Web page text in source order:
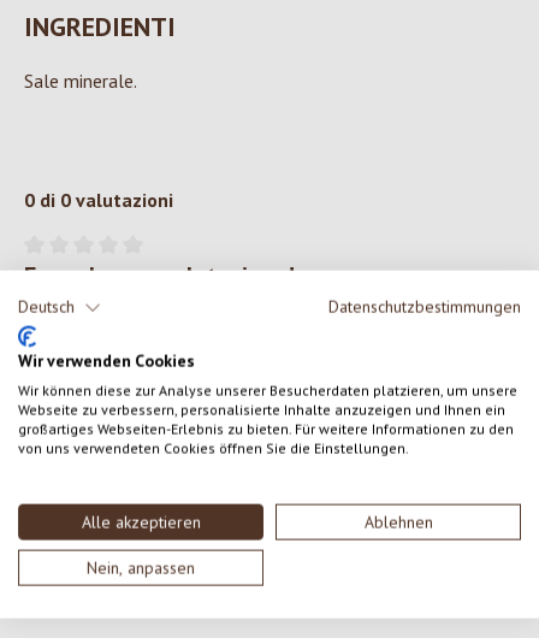
Deutsch Datenschutzbestimmungen
Wir verwenden Cookies
Wir können diese zur Analyse unserer Besucherdaten platzieren, um unsere
Webseite zu verbessern, personalisierte Inhalte anzuzeigen und Ihnen ein
großartiges Webseiten-Erlebnis zu bieten. Für weitere Informationen zu den
von uns verwendeten Cookies öffnen Sie die Einstellungen.
Alle akzeptieren Ablehnen
Nein, anpassen
INGREDIENTI
Sale minerale.
0 di 0 valutazioni
Valutazione media di 0 su 5 stelle
Formula una valutazione!
Condividi le tue esperienze con il prodotto con altri clienti.
SCRIVERE UNA RECENSIONE
Visualizza le valutazioni solo nella lingua corrente.
Nessuna recensione trovata Condividi le tue opinioni
con gli altri.